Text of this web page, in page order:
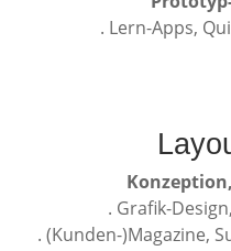
. Lern-Apps,
. Grafik-
. (Kunden-)Magazine,